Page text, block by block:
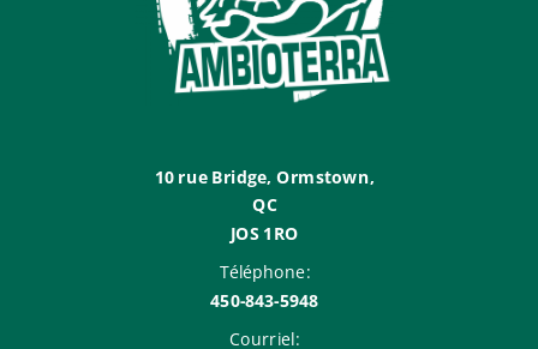
10 rue Bridge, Ormstown,
QC
JOS 1RO
Téléphone:
450-843-5948
Courriel: